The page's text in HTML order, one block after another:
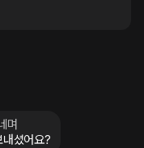
며
셨어요?